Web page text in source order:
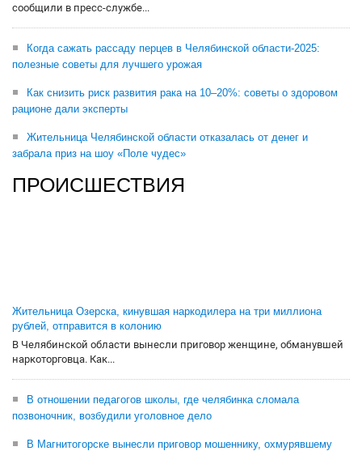
сообщили в пресс-службе...
Когда сажать рассаду перцев в Челябинской области-2025:
полезные советы для лучшего урожая
Как снизить риск развития рака на 10–20%: советы о здоровом
рационе дали эксперты
Жительница Челябинской области отказалась от денег и
забрала приз на шоу «Поле чудес»
ПРОИСШЕСТВИЯ
Жительница Озерска, кинувшая наркодилера на три миллиона
рублей, отправится в колонию
В Челябинской области вынесли приговор женщине, обманувшей
наркоторговца. Как...
В отношении педагогов школы, где челябинка сломала
позвоночник, возбудили уголовное дело
В Магнитогорске вынесли приговор мошеннику, охмурявшему